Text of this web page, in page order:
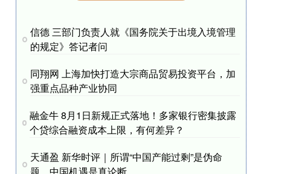
信德 三部门负责人就《国务院关于出境入境管理
的规定》答记者问
同翔网 上海加快打造大宗商品贸易投资平台，加
强重点品种产业协同
融金牛 8月1日新规正式落地！多家银行密集披露
个贷综合融资成本上限，有何差异？
天通盈 新华时评｜所谓“中国产能过剩”是伪命